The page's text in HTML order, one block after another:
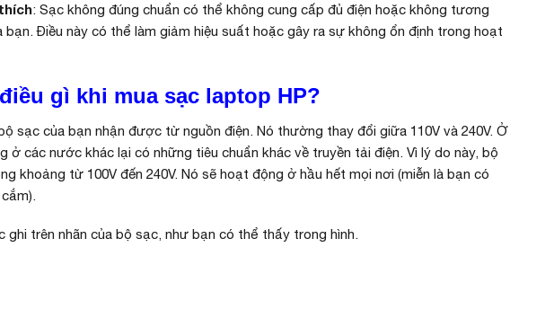
: Sạc không đúng chuẩn có thể không cung cấp đủ điện hoặc không tương
Điều này có thể làm giảm hiệu suất hoặc gây ra sự không ổn định trong hoạt
gì khi mua sạc laptop HP?
sạc của bạn nhận được từ nguồn điện. Nó thường thay đổi giữa 110V và 240V. Ở
ở các nước khác lại có những tiêu chuẩn khác về truyền tải điện. Vì lý do này, bộ
khoảng từ 100V đến 240V. Nó sẽ hoạt động ở hầu hết mọi nơi (miễn là bạn có
ghi trên nhãn của bộ sạc, như bạn có thể thấy trong hình.